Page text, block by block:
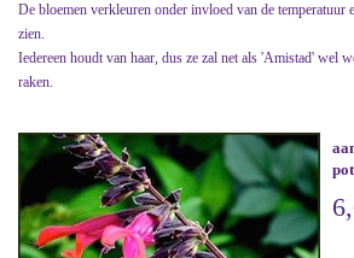
De bloemen verkleuren onder invloed van de temperatuur
zien.
Iedereen houdt van haar, dus ze zal net als 'Amistad' wel
raken.